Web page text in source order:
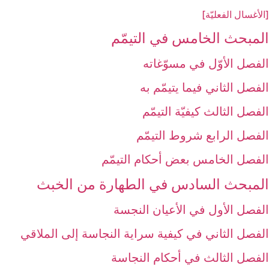
[الأغسال الفعليّة]
المبحث الخامس في التيمّم‏
الفصل الأوّل في مسوّغاته
الفصل الثاني فيما يتيمّم به
الفصل الثالث كيفيّة التيمّم
الفصل الرابع شروط التيمّم‏
الفصل الخامس بعض أحكام التيمّم‏
المبحث السادس في الطهارة من الخبث‏
الفصل الأول في الأعيان النجسة
الفصل الثاني في كيفية سراية النجاسة إلى الملاقي
الفصل الثالث في أحكام النجاسة